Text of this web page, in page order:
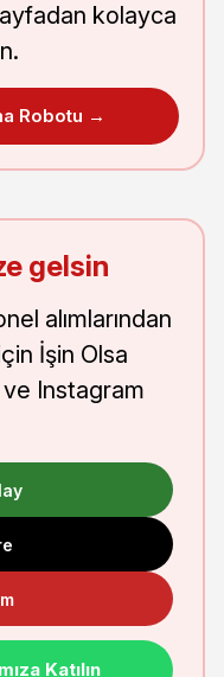
kolayca
Robotu →
gelsin
alımlarından
İşin Olsa
ve Instagram
Katılın